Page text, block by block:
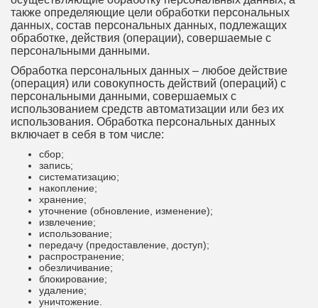
также определяющие цели обработки персональных
данных, состав персональных данных, подлежащих
обработке, действия (операции), совершаемые с
персональными данными.
Обработка персональных данных – любое действие
(операция) или совокупность действий (операций) с
персональными данными, совершаемых с
использованием средств автоматизации или без их
использования. Обработка персональных данных
включает в себя в том числе:
сбор;
запись;
систематизацию;
накопление;
хранение;
уточнение (обновление, изменение);
извлечение;
использование;
передачу (предоставление, доступ);
распространение;
обезличивание;
блокирование;
удаление;
уничтожение.